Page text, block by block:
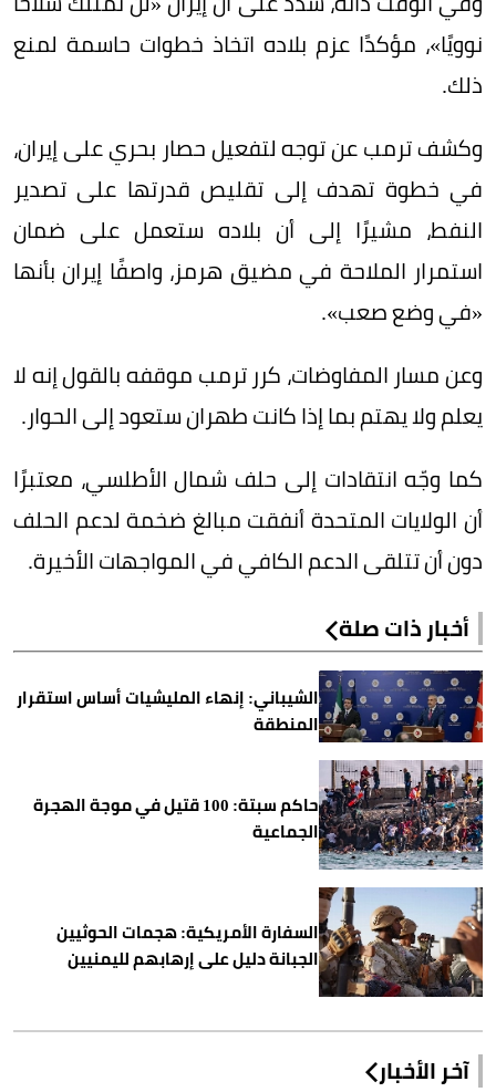
نوويًا»، مؤكدًا عزم بلاده اتخاذ خطوات حاسمة لمنع
ذلك.
وكشف ترمب عن توجه لتفعيل حصار بحري على إيران،
في خطوة تهدف إلى تقليص قدرتها على تصدير
النفط، مشيرًا إلى أن بلاده ستعمل على ضمان
استمرار الملاحة في مضيق هرمز، واصفًا إيران بأنها
«في وضع صعب».
وعن مسار المفاوضات، كرر ترمب موقفه بالقول إنه لا
يعلم ولا يهتم بما إذا كانت طهران ستعود إلى الحوار.
كما وجّه انتقادات إلى حلف شمال الأطلسي، معتبرًا
أن الولايات المتحدة أنفقت مبالغ ضخمة لدعم الحلف
دون أن تتلقى الدعم الكافي في المواجهات الأخيرة.
أخبار ذات صلة
الشيباني: إنهاء المليشيات أساس استقرار
المنطقة
حاكم سبتة: 100 قتيل في موجة الهجرة
الجماعية
السفارة الأمريكية: هجمات الحوثيين
الجبانة دليل على إرهابهم لليمنيين
آخر الأخبار